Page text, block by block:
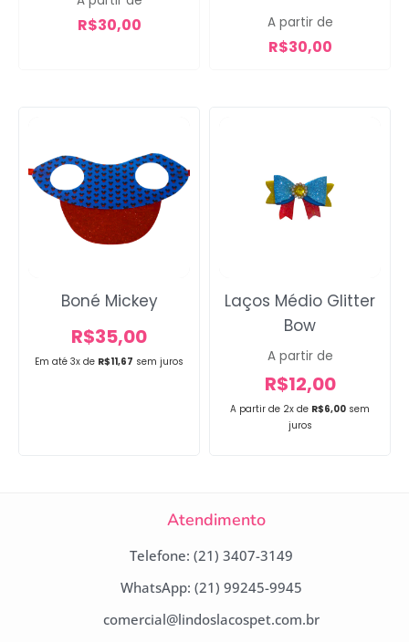
R$30,00 A partir de
R$30,00
Em até 3x de R$11,67 sem juros
Boné Mickey
R$35,00
A partir de 2x de R$6,00 sem
juros
Laços Médio Glitter
Bow
A partir de
R$12,00
Atendimento
Telefone: (21) 3407-3149
WhatsApp: (21) 99245-9945
comercial@lindoslacospet.com.br